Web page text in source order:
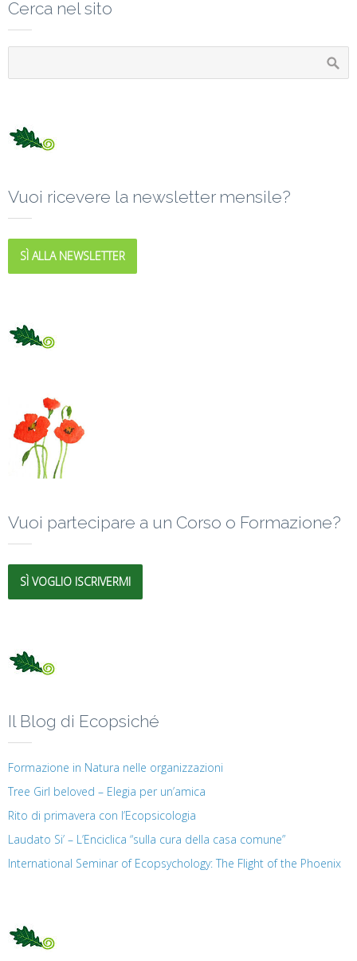
Cerca nel sito
Vuoi ricevere la newsletter mensile?
SÌ ALLA NEWSLETTER
Vuoi partecipare a un Corso o Formazione?
SÌ VOGLIO ISCRIVERMI
Il Blog di Ecopsiché
Formazione in Natura nelle organizzazioni
Tree Girl beloved – Elegia per un’amica
Rito di primavera con l’Ecopsicologia
Laudato Si’ – L’Enciclica “sulla cura della casa comune”
International Seminar of Ecopsychology: The Flight of the Phoenix